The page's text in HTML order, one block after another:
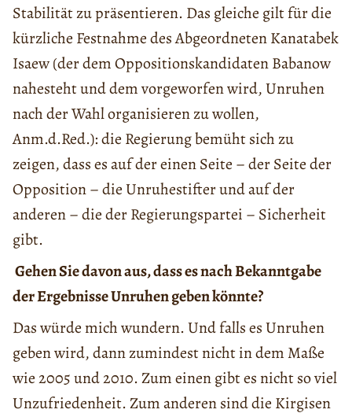
Stabilität zu präsentieren. Das gleiche gilt für die
kürzliche Festnahme des Abgeordneten Kanatabek
Isaew (der dem Oppositionskandidaten Babanow
nahesteht und dem vorgeworfen wird, Unruhen
nach der Wahl organisieren zu wollen,
Anm.d.Red.): die Regierung bemüht sich zu
zeigen, dass es auf der einen Seite – der Seite der
Opposition – die Unruhestifter und auf der
anderen – die der Regierungspartei – Sicherheit
gibt.
Gehen Sie davon aus, dass es nach Bekanntgabe
der Ergebnisse Unruhen geben könnte?
Das würde mich wundern. Und falls es Unruhen
geben wird, dann zumindest nicht in dem Maße
wie 2005 und 2010. Zum einen gibt es nicht so viel
Unzufriedenheit. Zum anderen sind die Kirgisen